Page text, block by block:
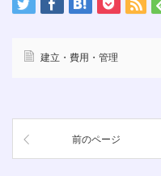
建立・費用・管理
前のページ